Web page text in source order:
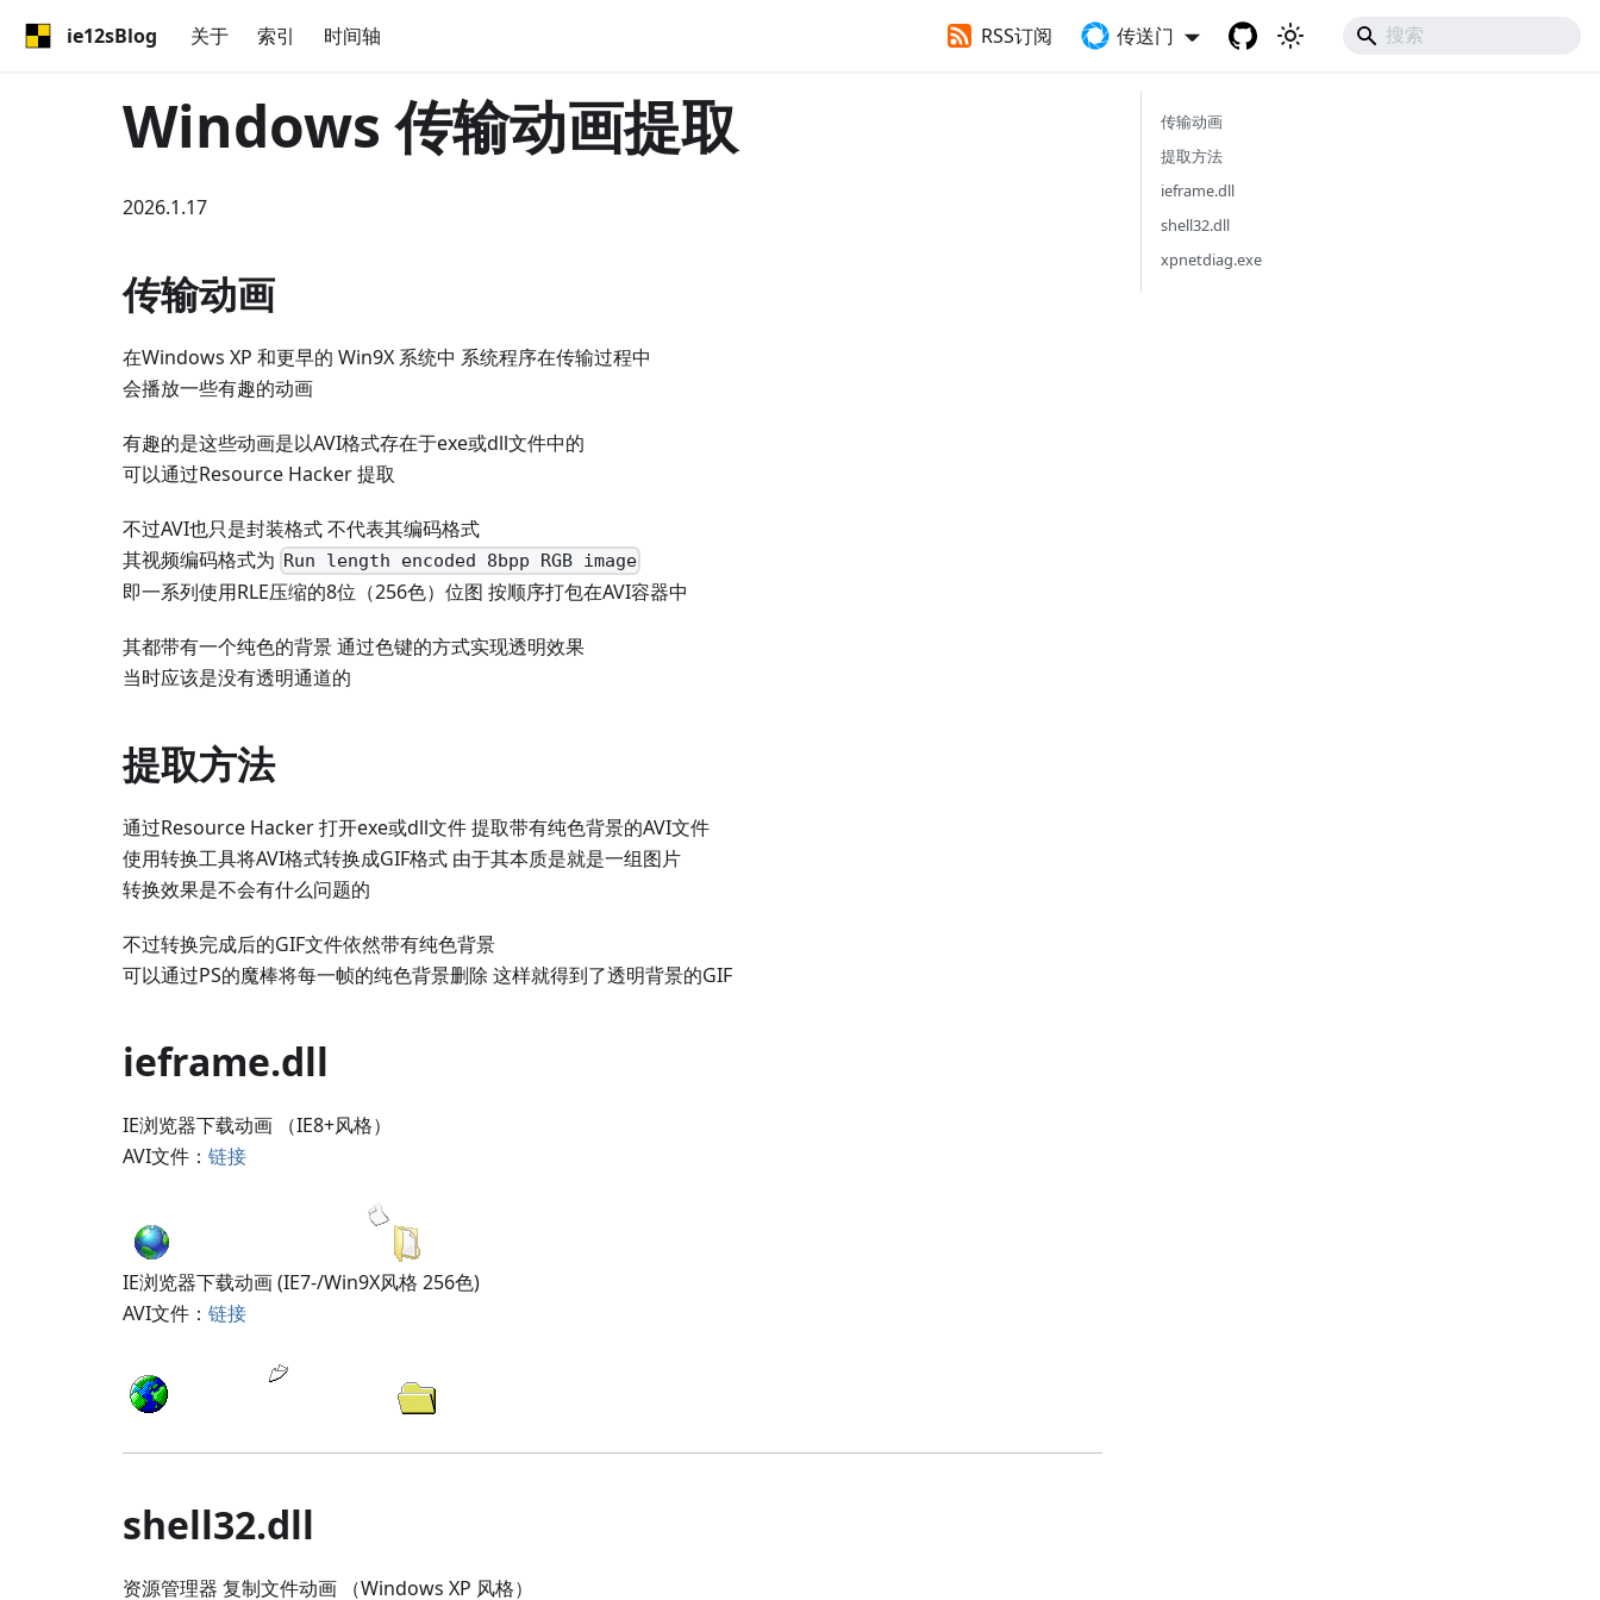
ie12sBlog 关于 索引 时间轴 RSS订阅 传送门
Windows 传输动画提取
2026.1.17
传输动画
在Windows XP 和更早的 Win9X 系统中 系统程序在传输过程中
会播放一些有趣的动画
有趣的是这些动画是以AVI格式存在于exe或dll文件中的
可以通过Resource Hacker 提取
不过AVI也只是封装格式 不代表其编码格式
其视频编码格式为 Run length encoded 8bpp RGB image
即一系列使用RLE压缩的8位（256色）位图 按顺序打包在AVI容器中
其都带有一个纯色的背景 通过色键的方式实现透明效果
当时应该是没有透明通道的
提取方法
通过Resource Hacker 打开exe或dll文件 提取带有纯色背景的AVI文件
使用转换工具将AVI格式转换成GIF格式 由于其本质是就是一组图片
转换效果是不会有什么问题的
不过转换完成后的GIF文件依然带有纯色背景
可以通过PS的魔棒将每一帧的纯色背景删除 这样就得到了透明背景的GIF
ieframe.dll
IE浏览器下载动画 （IE8+风格）
AVI文件： 链接
IE浏览器下载动画 (IE7-/Win9X风格 256色)
AVI文件： 链接
shell32.dll
资源管理器 复制文件动画 （Windows XP 风格）
传输动画
提取方法
ieframe.dll
shell32.dll
xpnetdiag.exe